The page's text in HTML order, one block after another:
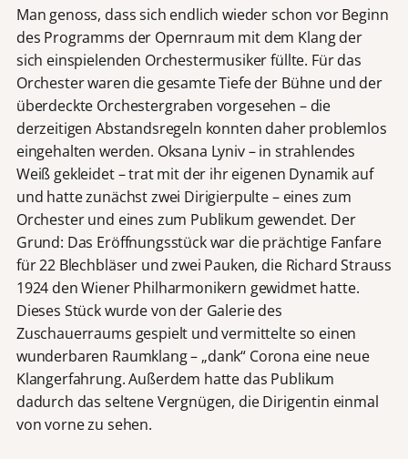
Man genoss, dass sich endlich wieder schon vor Beginn
des Programms der Opernraum mit dem Klang der
sich einspielenden Orchestermusiker füllte. Für das
Orchester waren die gesamte Tiefe der Bühne und der
überdeckte Orchestergraben vorgesehen – die
derzeitigen Abstandsregeln konnten daher problemlos
eingehalten werden. Oksana Lyniv – in strahlendes
Weiß gekleidet – trat mit der ihr eigenen Dynamik auf
und hatte zunächst zwei Dirigierpulte – eines zum
Orchester und eines zum Publikum gewendet. Der
Grund: Das Eröffnungsstück war die prächtige Fanfare
für 22 Blechbläser und zwei Pauken, die Richard Strauss
1924 den Wiener Philharmonikern gewidmet hatte.
Dieses Stück wurde von der Galerie des
Zuschauerraums gespielt und vermittelte so einen
wunderbaren Raumklang – „dank“ Corona eine neue
Klangerfahrung. Außerdem hatte das Publikum
dadurch das seltene Vergnügen, die Dirigentin einmal
von vorne zu sehen.